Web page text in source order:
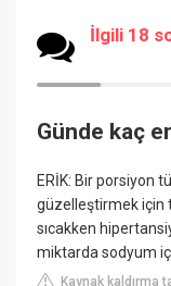
İlgili 18
Günde kaç
ERİK: Bir porsiyon
güzelleştirmek için
sıcakken
miktarda sodyum
Kaynak kaldırma